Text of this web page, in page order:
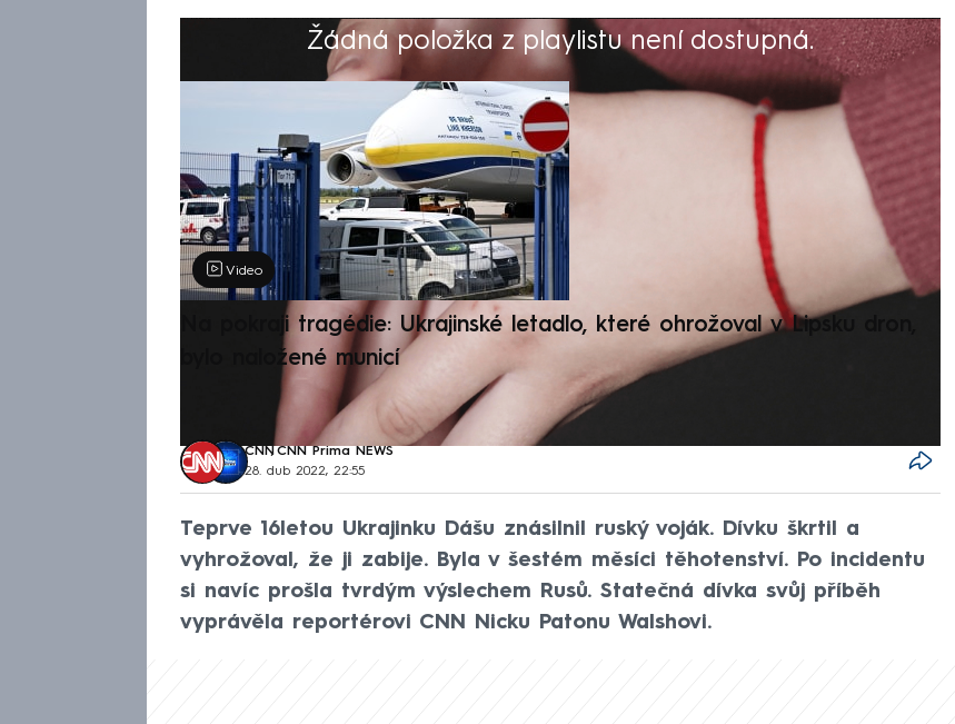
Žádná položka z playlistu není dostupná.
Výběr redakce
Video
Na pokraji tragédie: Ukrajinské letadlo, které ohrožoval v Lipsku dron,
bylo naložené municí
CNN, CNN Prima NEWS
28. dub 2022, 22:55
Teprve 16letou Ukrajinku Dášu znásilnil ruský voják. Dívku škrtil a
vyhrožoval, že ji zabije. Byla v šestém měsíci těhotenství. Po incidentu
si navíc prošla tvrdým výslechem Rusů. Statečná dívka svůj příběh
vyprávěla reportérovi CNN Nicku Patonu Walshovi.